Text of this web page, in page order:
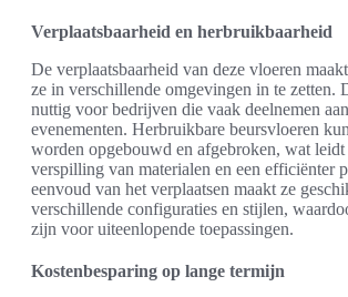
Verplaatsbaarheid en herbruikbaarheid
De verplaatsbaarheid van deze vloeren
ze in verschillende omgevingen in te zetten.
nuttig voor bedrijven die vaak deelnemen
evenementen. Herbruikbare beursvloeren
worden opgebouwd en afgebroken, wat
verspilling van materialen en een efficiënter
eenvoud van het verplaatsen maakt ze
verschillende configuraties en stijlen,
zijn voor uiteenlopende toepassingen.
Kostenbesparing op lange termijn